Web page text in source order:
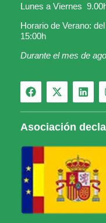
Lunes a Viernes
Horario de Verano:
15:00h
Durante el mes de
Asociación